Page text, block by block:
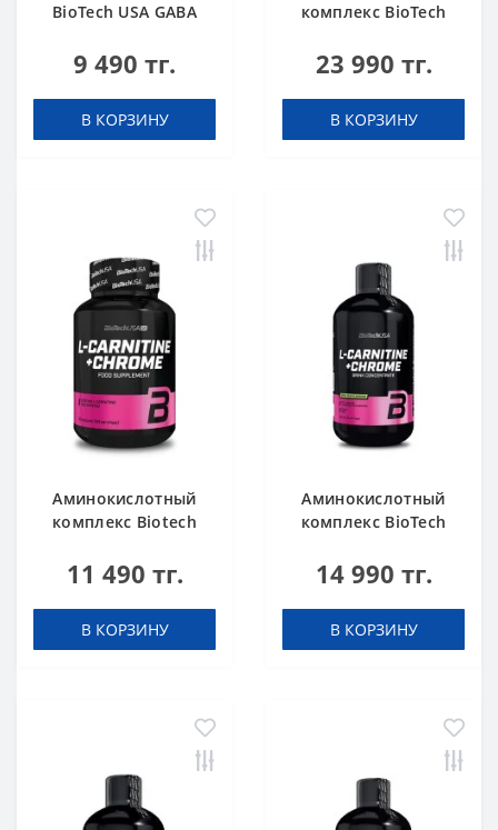
BioTech USA GABA
капсул
9 490 тг.
В КОРЗИНУ
комплекс BioTech
unflavoured 300 g
23 990 тг.
В КОРЗИНУ
Аминокислотный
комплекс Biotech
Chrome 60 таблеток
11 490 тг.
В КОРЗИНУ
Аминокислотный
комплекс BioTech
Chrome concentrate
14 990 тг.
В КОРЗИНУ